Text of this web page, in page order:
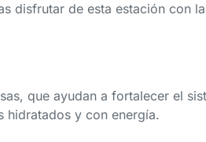
disfrutar de esta estación con
que ayudan a fortalecer el
hidratados y con energía.